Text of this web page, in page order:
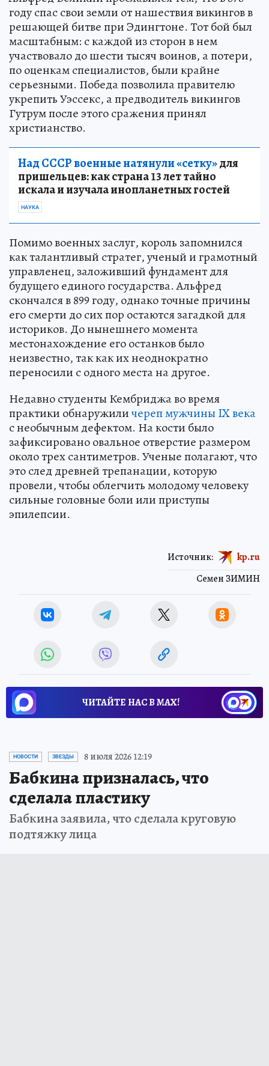
году спас свои земли от нашествия викингов в
решающей битве при Эдингтоне. Тот бой был
масштабным: с каждой из сторон в нем
участвовало до шести тысяч воинов, а потери,
по оценкам специалистов, были крайне
серьезными. Победа позволила правителю
укрепить Уэссекс, а предводитель викингов
Гутрум после этого сражения принял
христианство.
Над СССР военные натянули «сетку»для
пришельцев: как страна 13 лет тайно
искала и изучала инопланетных гостей
НАУКА
Помимо военных заслуг, король запомнился
как талантливый стратег, ученый и грамотный
управленец, заложивший фундамент для
будущего единого государства. Альфред
скончался в 899 году, однако точные причины
его смерти до сих пор остаются загадкой для
историков. До нынешнего момента
местонахождение его останков было
неизвестно, так как их неоднократно
переносили с одного места на другое.
Недавно студенты Кембриджа во время
практики обнаружиличереп мужчины IX века
с необычным дефектом. На кости было
зафиксировано овальное отверстие размером
около трех сантиметров. Ученые полагают, что
это след древней трепанации, которую
провели, чтобы облегчить молодому человеку
сильные головные боли или приступы
эпилепсии.
Семен ЗИМИН
Источник: kp.ru
ЧИТАЙТЕ НАС В МАХ!
НОВОСТИ ЗВЕЗДЫ 8 июля 2026 12:19
Бабкина призналась, что
сделала пластику
Бабкина заявила, что сделала круговую
подтяжку лица